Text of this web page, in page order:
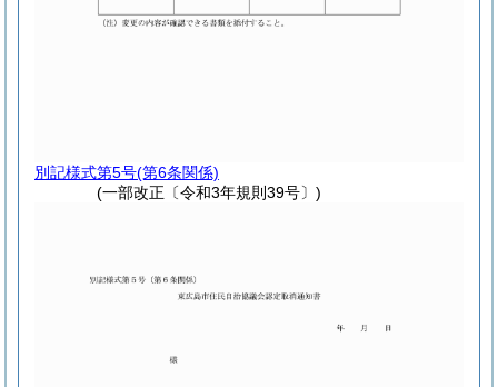
別記様式第5号(第6条関係)
(一部改正〔令和3年規則39号〕)